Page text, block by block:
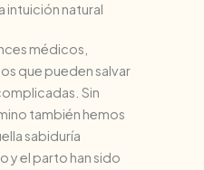
intuición natural
médicos,
que pueden salvar
Sin
también hemos
sabiduría
y el parto han sido